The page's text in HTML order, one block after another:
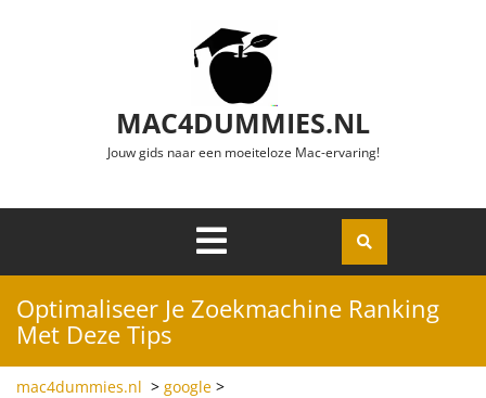
MAC4DUMMIES.NL
Jouw gids naar een moeiteloze Mac-ervaring!
Openen
Optimaliseer Je Zoekmachine Ranking
Met Deze Tips
mac4dummies.nl > google >